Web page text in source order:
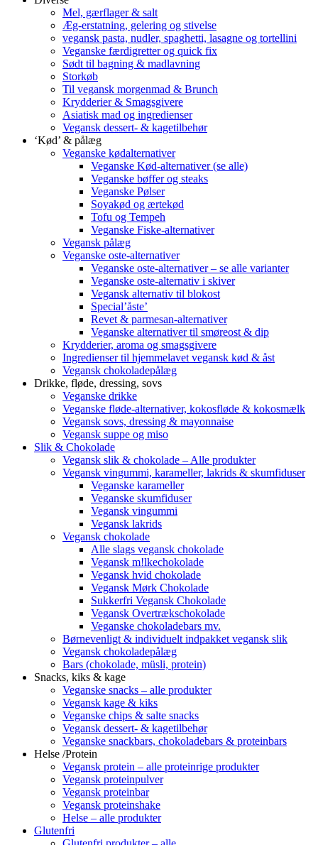
Mel, gærflager & salt
Æg-erstatning, gelering og stivelse
vegansk pasta, nudler, spaghetti, lasagne og tortellini
Veganske færdigretter og quick fix
Sødt til bagning & madlavning
Storkøb
Til vegansk morgenmad & Brunch
Krydderier & Smagsgivere
Asiatisk mad og ingredienser
Vegansk dessert- & kagetilbehør
‘Kød’ & pålæg
Veganske kødalternativer
Veganske Kød-alternativer (se alle)
Veganske bøffer og steaks
Veganske Pølser
Soyakød og ærtekød
Tofu og Tempeh
Veganske Fiske-alternativer
Vegansk pålæg
Veganske oste-alternativer
Veganske oste-alternativer – se alle varianter
Veganske oste-alternativ i skiver
Vegansk alternativ til blokost
Special’åste’
Revet & parmesan-alternativer
Veganske alternativer til smøreost & dip
Krydderier, aroma og smagsgivere
Ingredienser til hjemmelavet vegansk kød & åst
Vegansk chokoladepålæg
Drikke, fløde, dressing, sovs
Veganske drikke
Veganske fløde-alternativer, kokosfløde & kokosmælk
Vegansk sovs, dressing & mayonnaise
Vegansk suppe og miso
Slik & Chokolade
Vegansk slik & chokolade – Alle produkter
Vegansk vingummi, karameller, lakrids & skumfiduser
Veganske karameller
Veganske skumfiduser
Vegansk vingummi
Vegansk lakrids
Vegansk chokolade
Alle slags vegansk chokolade
Vegansk m!lkechokolade
Vegansk hvid chokolade
Vegansk Mørk Chokolade
Sukkerfri Vegansk Chokolade
Vegansk Overtrækschokolade
Veganske chokoladebars mv.
Børnevenligt & individuelt indpakket vegansk slik
Vegansk chokoladepålæg
Bars (chokolade, müsli, protein)
Snacks, kiks & kage
Veganske snacks – alle produkter
Vegansk kage & kiks
Veganske chips & salte snacks
Vegansk dessert- & kagetilbehør
Veganske snackbars, chokoladebars & proteinbars
Helse /Protein
Vegansk protein – alle proteinrige produkter
Vegansk proteinpulver
Vegansk proteinbar
Vegansk proteinshake
Helse – alle produkter
Glutenfri